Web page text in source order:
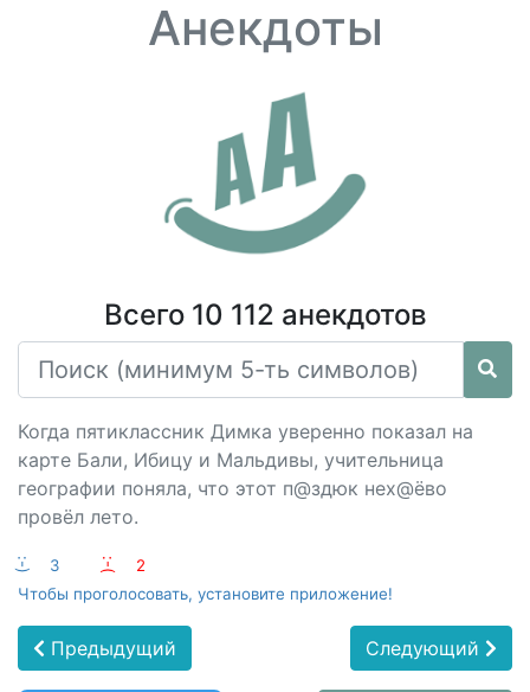
Анекдоты
Всего 10 112 анекдотов
Когда пятиклассник Димка уверенно показал на
карте Бали, Ибицу и Мальдивы, учительница
географии поняла, что этот п@здюк нех@ёво
провёл лето.
:-) 3 :-(
2
Чтобы проголосовать, установите приложение!
Предыдущий Следующий